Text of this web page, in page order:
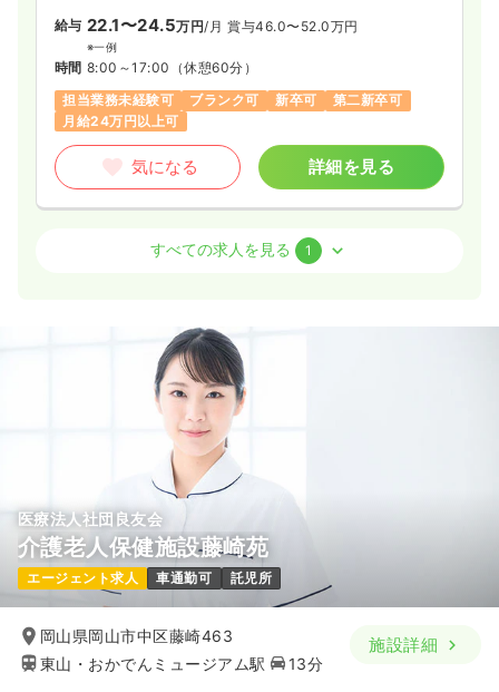
給与 22.1〜24.5万円/月 賞与46.0〜52.0万円
※一例
時間 8:00～17:00 （休憩60分）
担当業務未経験可
ブランク可 新卒可
第二新卒可
月給24万円以上可
気になる 詳細を見る
介護・福祉系正・准看護師
27.4〜28.4万円/月 賞与50.0〜60.0万円
8:30～17:30 （休憩60分）
担当業務未経験可
ブランク可
月給28万円以上可
気になる
すべての求人を見る 1
医療法人社団良友会
介護老人保健施設藤崎苑
エージェント求人 車通勤可 託児所
岡山県岡山市中区藤崎463
東山・おかでんミュージアム駅
13分
施設詳細